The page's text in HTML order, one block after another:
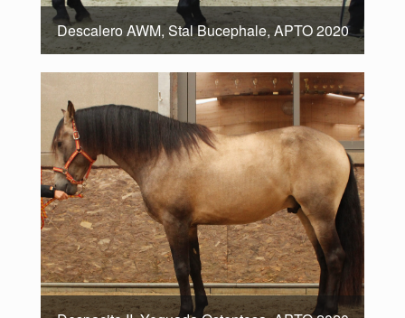
Descalero AWM, Stal Bucephale, APTO 2020